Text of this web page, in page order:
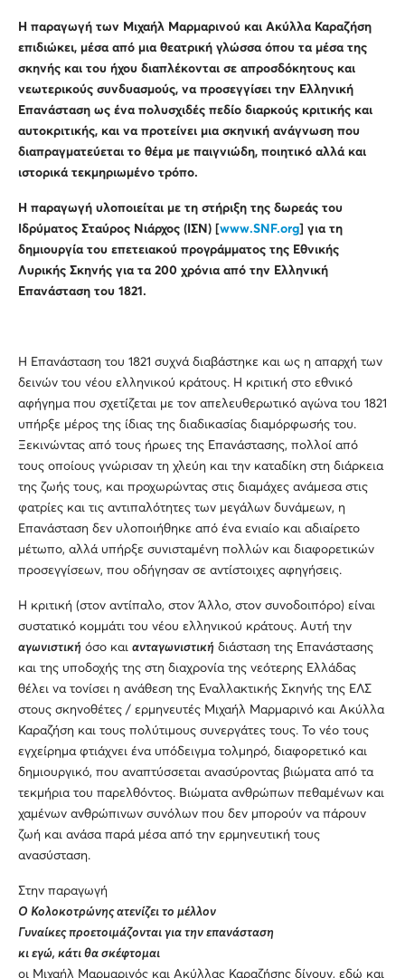
Η παραγωγή των Μιχαήλ Μαρμαρινού και Ακύλλα Καραζήση
επιδιώκει, μέσα από μια θεατρική γλώσσα όπου τα μέσα της
σκηνής και του ήχου διαπλέκονται σε απροσδόκητους και
νεωτερικούς συνδυασμούς, να προσεγγίσει την Ελληνική
Επανάσταση ως ένα πολυσχιδές πεδίο διαρκούς κριτικής και
αυτοκριτικής, και να προτείνει μια σκηνική ανάγνωση που
διαπραγματεύεται το θέμα με παιγνιώδη, ποιητικό αλλά και
ιστορικά τεκμηριωμένο τρόπο.
Η παραγωγή υλοποιείται με τη στήριξη της δωρεάς του
Ιδρύματος Σταύρος Νιάρχος (ΙΣΝ) [ www.SNF.org ] για τη
δημιουργία του επετειακού προγράμματος της Εθνικής
Λυρικής Σκηνής για τα 200 χρόνια από την Ελληνική
Επανάσταση του 1821.
Η Επανάσταση του 1821 συχνά διαβάστηκε και ως η απαρχή των
δεινών του νέου ελληνικού κράτους. Η κριτική στο εθνικό
αφήγημα που σχετίζεται με τον απελευθερωτικό αγώνα του 1821
υπήρξε μέρος της ίδιας της διαδικασίας διαμόρφωσής του.
Ξεκινώντας από τους ήρωες της Επανάστασης, πολλοί από
τους οποίους γνώρισαν τη χλεύη και την καταδίκη στη διάρκεια
της ζωής τους, και προχωρώντας στις διαμάχες ανάμεσα στις
φατρίες και τις αντιπαλότητες των μεγάλων δυνάμεων, η
Επανάσταση δεν υλοποιήθηκε από ένα ενιαίο και αδιαίρετο
μέτωπο, αλλά υπήρξε συνισταμένη πολλών και διαφορετικών
προσεγγίσεων, που οδήγησαν σε αντίστοιχες αφηγήσεις.
Η κριτική (στον αντίπαλο, στον Άλλο, στον συνοδοιπόρο) είναι
συστατικό κομμάτι του νέου ελληνικού κράτους. Αυτή την
αγωνιστική όσο και ανταγωνιστική διάσταση της Επανάστασης
και της υποδοχής της στη διαχρονία της νεότερης Ελλάδας
θέλει να τονίσει η ανάθεση της Εναλλακτικής Σκηνής της ΕΛΣ
στους σκηνοθέτες / ερμηνευτές Μιχαήλ Μαρμαρινό και Ακύλλα
Καραζήση και τους πολύτιμους συνεργάτες τους. Το νέο τους
εγχείρημα φτιάχνει ένα υπόδειγμα τολμηρό, διαφορετικό και
δημιουργικό, που αναπτύσσεται ανασύροντας βιώματα από τα
τεκμήρια του παρελθόντος. Βιώματα ανθρώπων πεθαμένων και
χαμένων ανθρώπινων συνόλων που δεν μπορούν να πάρουν
ζωή και ανάσα παρά μέσα από την ερμηνευτική τους
ανασύσταση.
Στην παραγωγή
Ο Κολοκοτρώνης ατενίζει το μέλλον
Γυναίκες προετοιμάζονται για την επανάσταση
κι εγώ, κάτι θα σκέφτομαι
οι Μιχαήλ Μαρμαρινός και Ακύλλας Καραζήσης δίνουν, εδώ και